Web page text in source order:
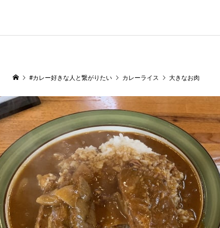
#カレー好きな人と繋がりたい カレーライス 大きなお肉